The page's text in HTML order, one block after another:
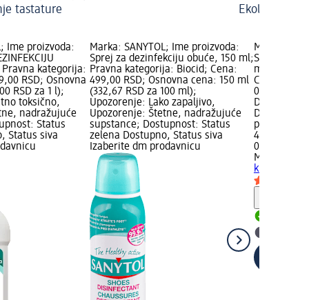
tastature Ekološko
Ime proizvoda:
Pravna kategorija:
RSD; Osnovna
RSD za 1 l);
toksično,
nadražujuće
Status
Status siva
Marka: SANYTOL; Ime proizvoda:
Sprej za dezinfekciju obuće, 150 ml;
Pravna kategorija: Biocid; Cena:
499,00 RSD; Osnovna cena: 150 ml
(332,67 RSD za 100 ml);
Upozorenje: Lako zapaljivo,
Upozorenje: Štetne, nadražujuće
supstance; Dostupnost: Status
zelena Dostupno, Status siva
Izaberite dm prodavnicu
Marka: Mr
Sredstvo
ml; Pravna
Cena:
0,75 l
Dostupno,
prodavnicu
429,00 RSD
0,75 l
Mr Muscle
kupatila,